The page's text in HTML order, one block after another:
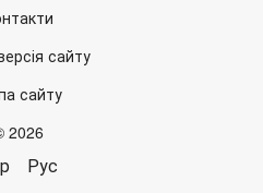
сайту
сайту
2026
Рус